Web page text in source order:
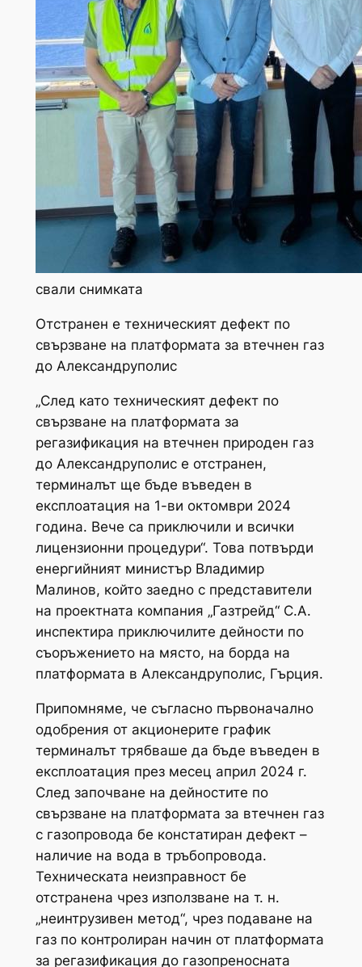
свали снимката
Отстранен е техническият дефект по
свързване на платформата за втечнен газ
до Александруполис
„След като техническият дефект по
свързване на платформата за
регазификация на втечнен природен газ
до Александруполис е отстранен,
терминалът ще бъде въведен в
експлоатация на 1-ви октомври 2024
година. Вече са приключили и всички
лицензионни процедури“. Това потвърди
енергийният министър Владимир
Малинов, който заедно с представители
на проектната компания „Газтрейд“ С.А.
инспектира приключилите дейности по
съоръжението на място, на борда на
платформата в Александруполис, Гърция.
Припомняме, че съгласно първоначално
одобрения от акционерите график
терминалът трябваше да бъде въведен в
експлоатация през месец април 2024 г.
След започване на дейностите по
свързване на платформата за втечнен газ
с газопровода бе констатиран дефект –
наличие на вода в тръбопровода.
Техническата неизправност бе
отстранена чрез използване на т. н.
„неинтрузивен метод“, чрез подаване на
газ по контролиран начин от платформата
за регазификация до газопреносната